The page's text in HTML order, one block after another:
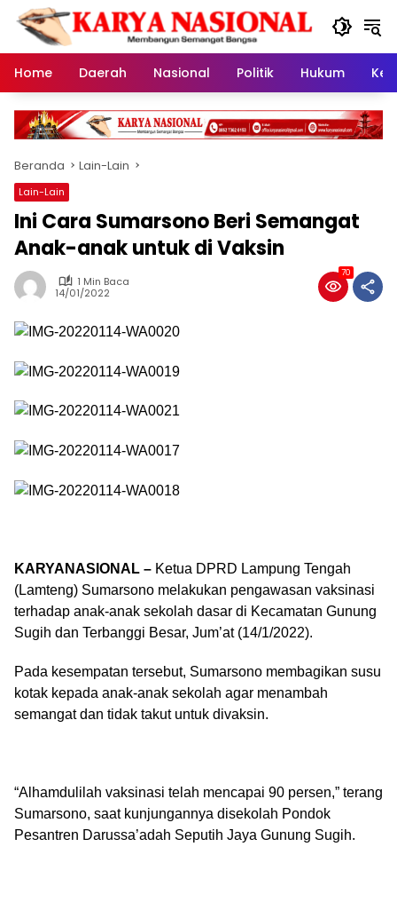
Langsung
konten
Home
Daerah Nasional Politik Hukum
Beranda Lain-Lain
Lain-Lain
Ini Cara Sumarsono Beri Semangat
Anak-anak untuk di Vaksin
1 Min Baca
14/01/2022
70
KARYANASIONAL – Ketua DPRD Lampung Tengah
(Lamteng) Sumarsono melakukan pengawasan vaksinasi
terhadap anak-anak sekolah dasar di Kecamatan Gunung
Sugih dan Terbanggi Besar, Jum’at (14/1/2022).
Pada kesempatan tersebut, Sumarsono membagikan susu
kotak kepada anak-anak sekolah agar menambah
semangat dan tidak takut untuk divaksin.
“Alhamdulilah vaksinasi telah mencapai 90 persen,” terang
Sumarsono, saat kunjungannya disekolah Pondok
Pesantren Darussa’adah Seputih Jaya Gunung Sugih.